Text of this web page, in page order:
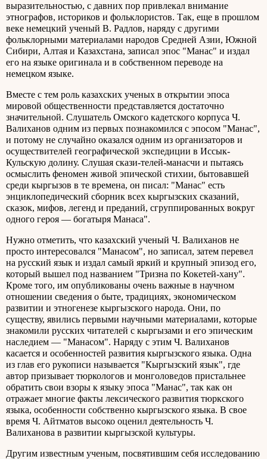
выразительностью, с давних пор привлекал внимание
этнографов, историков и фольклористов. Так, еще в прошлом
веке немецкий ученый В. Радлов, наряду с другими
фольклорными материалами народов Средней Азии, Южной
Сибири, Алтая и Казахстана, записал эпос "Манас" и издал
его на языке оригинала и в собственном переводе на
немецком языке.
Вместе с тем роль казахских ученых в открытии эпоса
мировой общественности представляется достаточно
значительной. Слушатель Омского кадетского корпуса Ч.
Валиханов одним из первых познакомился с эпосом "Манас",
и потому не случайно оказался одним из организаторов и
осуществителей географической экспедиции в Иссык-
Кульскую долину. Слушая скази-телей-манасчи и пытаясь
осмыслить феномен живой эпической стихии, бытовавшей
среди кыргызов в те времена, он писал: "Манас" есть
энциклопедический сборник всех кыргызских сказаний,
сказок, мифов, легенд и преданий, сгруппированных вокруг
одного героя — богатыря Манаса".
Нужно отметить, что казахский ученый Ч. Валиханов не
просто интересовался "Манасом", но записал, затем перевел
на русский язык и издал самый яркий и крупный эпизод его,
который вышел под названием "Тризна по Кокетей-хану".
Кроме того, им опубликованы очень важные в научном
отношении сведения о быте, традициях, экономическом
развитии и этногенезе кыргызского народа. Они, по
существу, явились первыми научными материалами, которые
знакомили русских читателей с кыргызами и его эпическим
наследием — "Манасом". Наряду с этим Ч. Валиханов
касается и особенностей развития кыргызского языка. Одна
из глав его рукописи называется "Кыргызский язык", где
автор призывает тюркологов и монголоведов пристальнее
обратить свои взоры к языку эпоса "Манас", так как он
отражает многие факты лексического развития тюркского
языка, особенности собственно кыргызского языка. В свое
время Ч. Айтматов высоко оценил деятельность Ч.
Валиханова в развитии кыргызской культуры.
Другим известным ученым, посвятившим себя исследованию